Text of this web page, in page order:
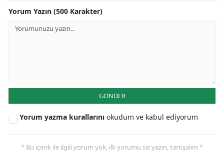
Yorum Yazın (500 Karakter)
GÖNDER
Yorum yazma kurallarını okudum ve kabul ediyorum
* Bu içerik ile ilgili yorum yok, ilk yorumu siz yazın, tartışalım *